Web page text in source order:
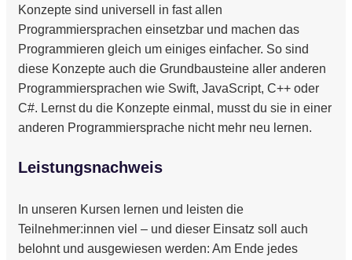
Konzepte sind universell in fast allen
Programmiersprachen einsetzbar und machen das
Programmieren gleich um einiges einfacher. So sind
diese Konzepte auch die Grundbausteine aller anderen
Programmiersprachen wie Swift, JavaScript, C++ oder
C#. Lernst du die Konzepte einmal, musst du sie in einer
anderen Programmiersprache nicht mehr neu lernen.
Leistungsnachweis
In unseren Kursen lernen und leisten die
Teilnehmer:innen viel – und dieser Einsatz soll auch
belohnt und ausgewiesen werden: Am Ende jedes